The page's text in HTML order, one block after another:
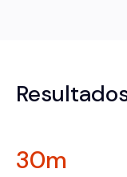
30m